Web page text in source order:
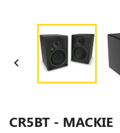

CR5BT - MACKIE